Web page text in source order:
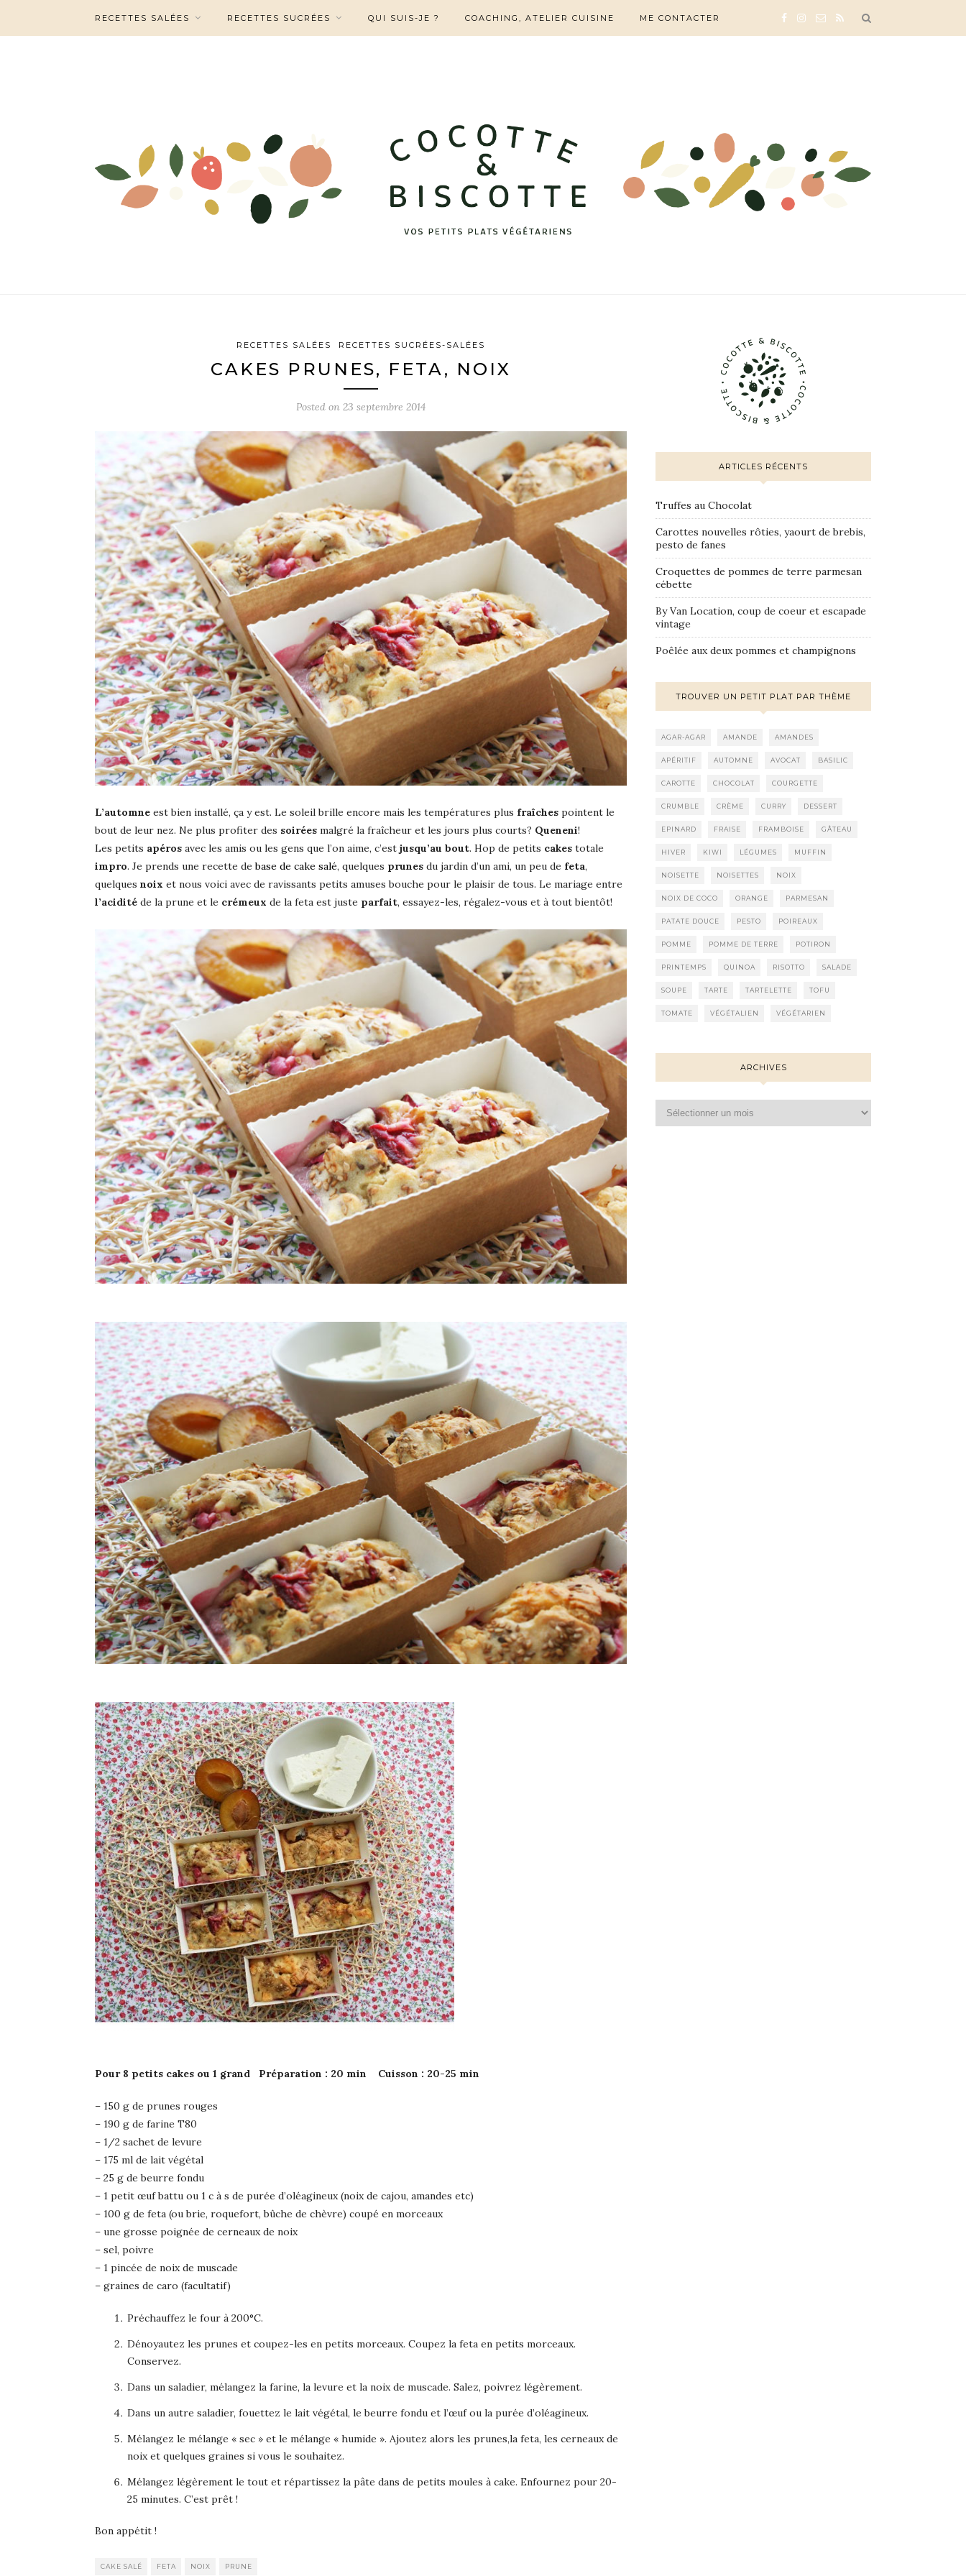
RECETTES SALÉES RECETTES SUCRÉES QUI SUIS-JE ? COACHING, ATELIER CUISINE ME CONTACTER
RECETTES SALÉES RECETTES SUCRÉES-SALÉES
CAKES PRUNES, FETA, NOIX
Posted on 23 septembre 2014
L’automne est bien installé, ça y est. Le soleil brille encore mais les températures plus fraîches pointent le
bout de leur nez. Ne plus profiter des soirées malgré la fraîcheur et les jours plus courts? Queneni!
Les petits apéros avec les amis ou les gens que l’on aime, c’est jusqu’au bout. Hop de petits cakes totale
impro. Je prends une recette debase de cake salé, quelques prunes du jardin d’un ami, un peu de feta,
quelques noix et nous voici avec de ravissants petits amuses bouche pour le plaisir de tous. Le mariage entre
l’acidité de la prune et le crémeux de la feta est juste parfait, essayez-les, régalez-vous et à tout bientôt!
Pour 8 petits cakes ou 1 grand Préparation : 20 min Cuisson : 20-25 min
– 150 g de prunes rouges
– 190 g de farine T80
– 1/2 sachet de levure
– 175 ml de lait végétal
– 25 g de beurre fondu
– 1 petit œuf battu ou 1 c à s de purée d’oléagineux (noix de cajou, amandes etc)
– 100 g de feta (ou brie, roquefort, bûche de chèvre) coupé en morceaux
– une grosse poignée de cerneaux de noix
– sel, poivre
– 1 pincée de noix de muscade
– graines de caro (facultatif)
Préchauffez le four à 200°C.
Dénoyautez les prunes et coupez-les en petits morceaux. Coupez la feta en petits morceaux.
Conservez.
Dans un saladier, mélangez la farine, la levure et la noix de muscade. Salez, poivrez légèrement.
Dans un autre saladier, fouettez le lait végétal, le beurre fondu et l’œuf ou la purée d’oléagineux.
Mélangez le mélange « sec » et le mélange « humide ». Ajoutez alors les prunes,la feta, les cerneaux de
noix et quelques graines si vous le souhaitez.
Mélangez légèrement le tout et répartissez la pâte dans de petits moules à cake. Enfournez pour 20-
25 minutes. C’est prêt !
Bon appétit !
CAKE SALÉ FETA NOIX PRUNE
ARTICLES RÉCENTS
Truffes au Chocolat
Carottes nouvelles rôties, yaourt de brebis,
pesto de fanes
Croquettes de pommes de terre parmesan
cébette
By Van Location, coup de coeur et escapade
vintage
Poêlée aux deux pommes et champignons
TROUVER UN PETIT PLAT PAR THÈME
AGAR-AGAR AMANDE AMANDES
APÉRITIF AUTOMNE AVOCAT BASILIC
CAROTTE CHOCOLAT COURGETTE
CRUMBLE CRÈME CURRY DESSERT
EPINARD FRAISE FRAMBOISE GÂTEAU
HIVER KIWI LÉGUMES MUFFIN
NOISETTE NOISETTES NOIX
NOIX DE COCO ORANGE PARMESAN
PATATE DOUCE PESTO POIREAUX
POMME POMME DE TERRE POTIRON
PRINTEMPS QUINOA RISOTTO SALADE
SOUPE TARTE TARTELETTE TOFU
TOMATE VÉGÉTALIEN VÉGÉTARIEN
ARCHIVES